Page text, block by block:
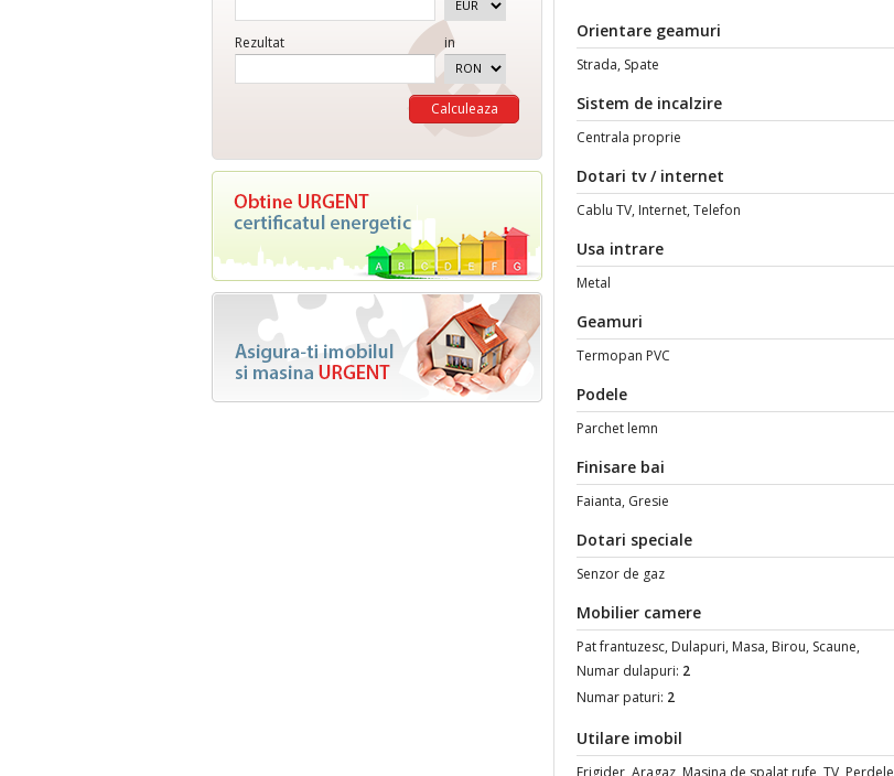
Rezultat in
Orientare geamuri
Strada, Spate
Sistem de incalzire
Centrala proprie
Dotari tv / internet
Cablu TV, Internet, Telefon
Usa intrare
Metal
Geamuri
Termopan PVC
Podele
Parchet lemn
Finisare bai
Faianta, Gresie
Dotari speciale
Senzor de gaz
Mobilier camere
Pat frantuzesc, Dulapuri, Masa, Birou, Scaune,
Numar dulapuri: 2
Numar paturi: 2
Utilare imobil
Frigider, Aragaz, Masina de spalat rufe, TV, Perdele